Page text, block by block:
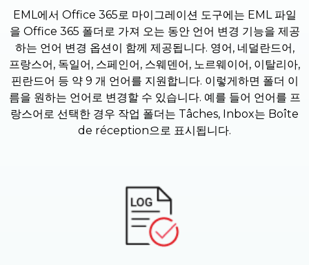
EML에서 Office 365로 마이그레이션 도구에는 EML 파일
을 Office 365 폴더로 가져 오는 동안 언어 변경 기능을 제공
하는 언어 변경 옵션이 함께 제공됩니다. 영어, 네덜란드어,
프랑스어, 독일어, 스페인어, 스웨덴어, 노르웨이어, 이탈리아,
핀란드어 등 약 9 개 언어를 지원합니다. 이렇게하면 폴더 이
름을 원하는 언어로 변경할 수 있습니다. 예를 들어 언어를 프
랑스어로 선택한 경우 작업 폴더는 Tâches, Inbox는 Boîte
de réception으로 표시됩니다.